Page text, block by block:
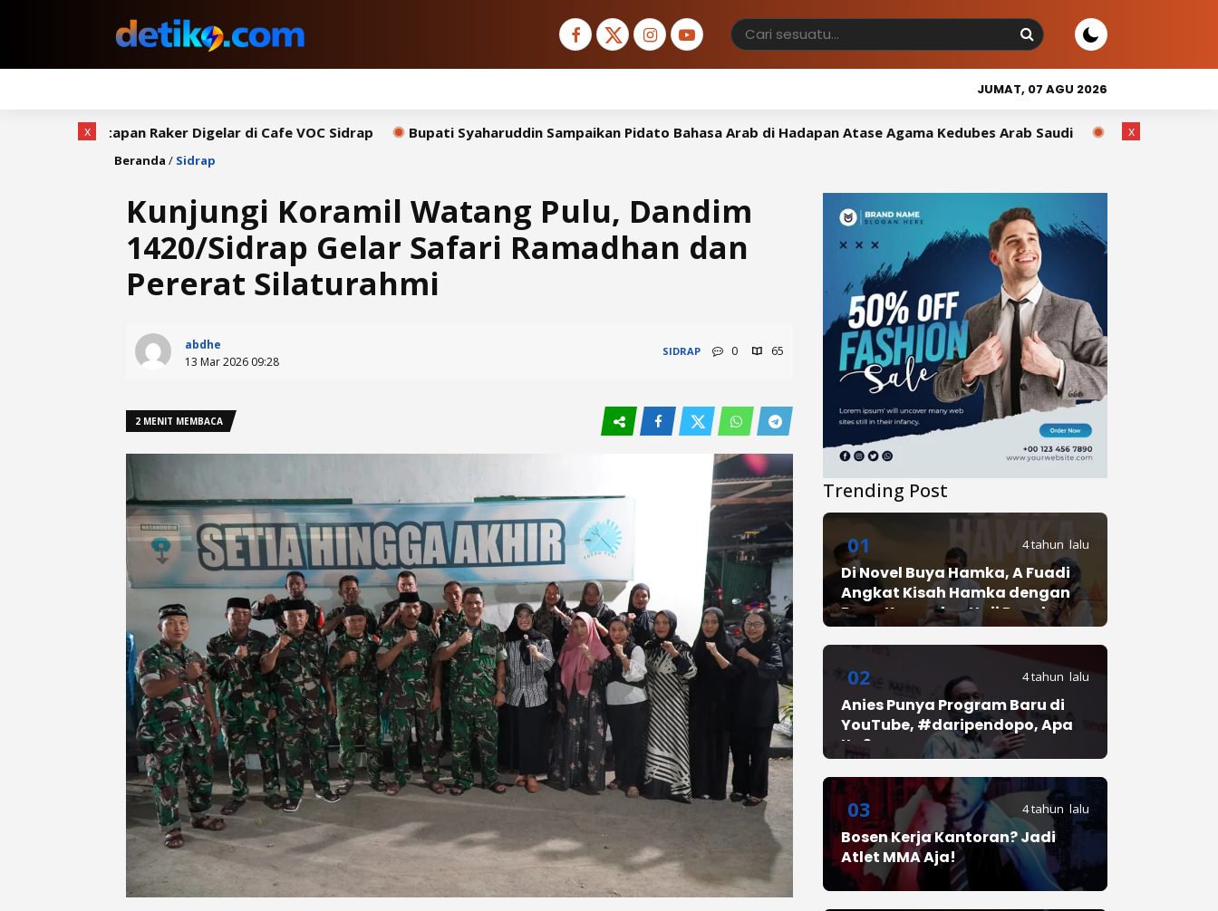
JUMAT, 07 AGU 2026
Raker Digelar di Cafe VOC Sidrap Bupati Syaharuddin Sampaikan Pidato Bahasa Arab di Hadapan Atase Agama Kedubes Arab Saudi Wakil Bupati Sidrap Tutup Sidrap
Beranda / Sidrap
Kunjungi Koramil Watang Pulu, Dandim
1420/Sidrap Gelar Safari Ramadhan dan
Pererat Silaturahmi
abdhe
13 Mar 2026 09:28
SIDRAP 0 65
2 MENIT MEMBACA
Trending Post
01 4 tahun lalu
Di Novel Buya Hamka, A Fuadi
Angkat Kisah Hamka dengan
Bung Karno dan Haji Rasul
02 4 tahun lalu
Anies Punya Program Baru di
YouTube, #daripendopo, Apa
Itu?
03 4 tahun lalu
Bosen Kerja Kantoran? Jadi
Atlet MMA Aja!
x x